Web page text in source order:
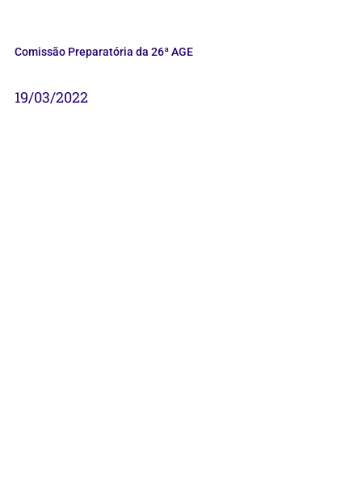
Comissão Preparatória da 26ª AGE
19/03/2022